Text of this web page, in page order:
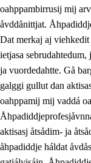
3.2 Åhpadibme
3.3
3.4 Åhpadus
3.5
oahppambirrusij mij
åvddånittjat.
Dat merkaj aj
ietjasa
ja vuordedahtte. Gå
galggi gullut dan
oahppamij mij vaddá
aktisasj åtsådim- ja
åhpadiddje háldat